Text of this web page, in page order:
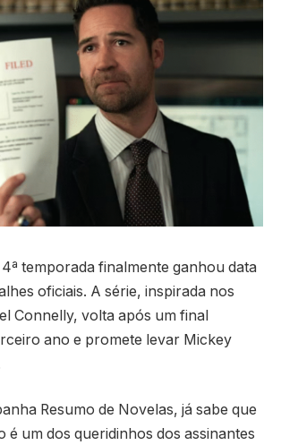
4ª temporada finalmente ganhou data
oficiais. A série, inspirada nos
Connelly, volta após um final
ano e promete levar Mickey
Resumo de Novelas, já sabe que
é um dos queridinhos dos assinantes